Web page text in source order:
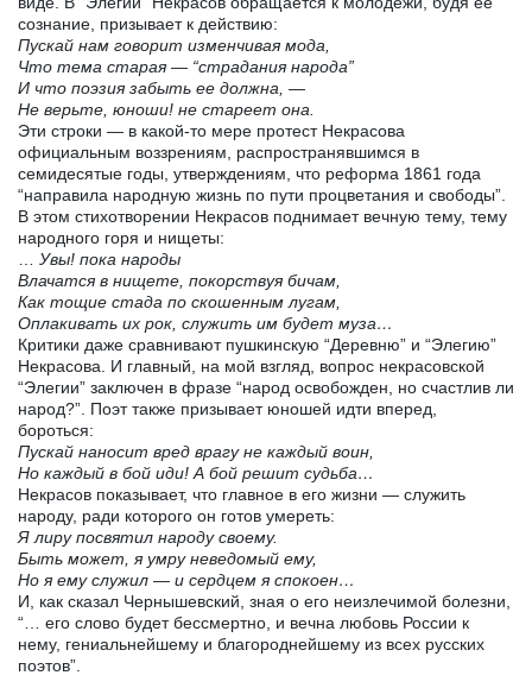
сознание, призывает к действию:
Пускай нам говорит изменчивая мода,
Что тема старая — “страдания народа”
И что поэзия забыть ее должна, —
Не верьте, юноши! не стареет она.
Эти строки — в какой-то мере протест Некрасова
официальным воззрениям, распространявшимся в
семидесятые годы, утверждениям, что реформа 1861 года
“направила народную жизнь по пути процветания и свободы”.
В этом стихотворении Некрасов поднимает вечную тему, тему
народного горя и нищеты:
Увы! пока народы
Влачатся в нищете, покорствуя бичам,
Как тощие стада по скошенным лугам,
Оплакивать их рок, служить им будет муза…
Критики даже сравнивают пушкинскую “Деревню” и “Элегию”
Некрасова. И главный, на мой взгляд, вопрос некрасовской
“Элегии” заключен в фразе “народ освобожден, но счастлив ли
народ?”. Поэт также призывает юношей идти вперед,
бороться:
Пускай наносит вред врагу не каждый воин,
Но каждый в бой иди! А бой решит судьба…
Некрасов показывает, что главное в его жизни — служить
народу, ради которого он готов умереть:
Я лиру посвятил народу своему.
Быть может, я умру неведомый ему,
Но я ему служил — и сердцем я спокоен…
И, как сказал Чернышевский, зная о его неизлечимой болезни,
“… его слово будет бессмертно, и вечна любовь России к
нему, гениальнейшему и благороднейшему из всех русских
поэтов”.